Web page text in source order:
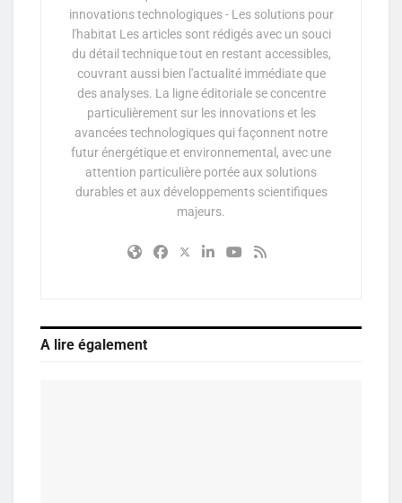
innovations technologiques - Les solutions pour
l'habitat Les articles sont rédigés avec un souci
du détail technique tout en restant accessibles,
couvrant aussi bien l'actualité immédiate que
des analyses. La ligne éditoriale se concentre
particulièrement sur les innovations et les
avancées technologiques qui façonnent notre
futur énergétique et environnemental, avec une
attention particulière portée aux solutions
durables et aux développements scientifiques
majeurs.
A lire également